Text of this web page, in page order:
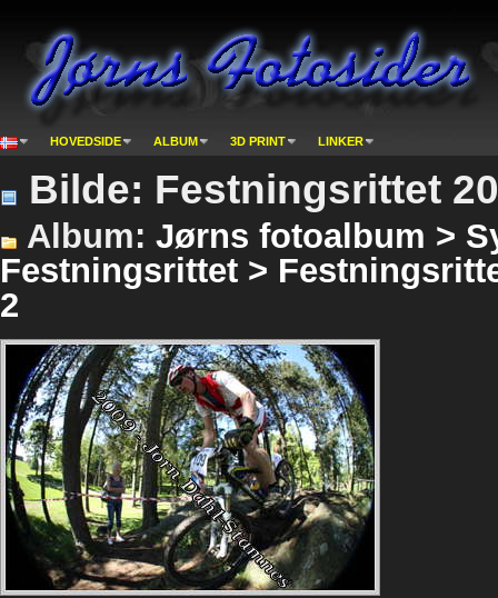
HOVEDSIDE ALBUM 3D PRINT LINKER
Bilde: Festningsrittet
Album: Jørns fotoalbum >
Festningsrittet >
2